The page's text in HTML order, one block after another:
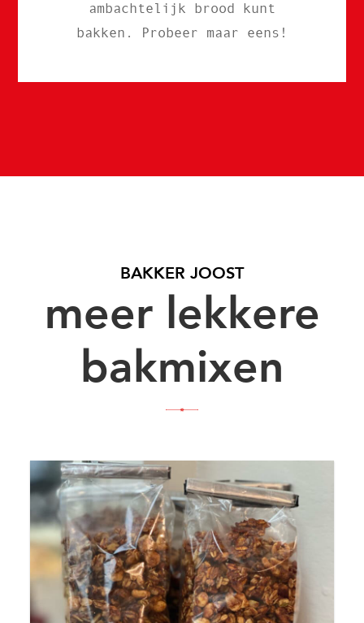
ambachtelijk brood kunt
bakken. Probeer maar eens!
BAKKER JOOST
meer lekkere
bakmixen